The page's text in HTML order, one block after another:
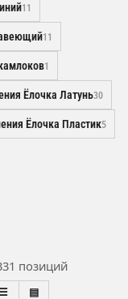
11
11
1
Ёлочка Латунь30
Ёлочка Пластик5
позиций
☰ ▤